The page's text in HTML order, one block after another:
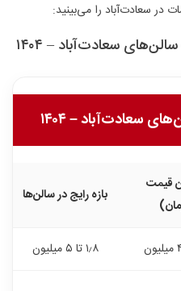
در سعادت‌آباد را می‌بینید:
سعادت‌آباد – ۱۴۰۴
سعادت‌آباد – ۱۴۰۴
قیمت
بازه رایج در سالن‌ها
۱٫۸ تا ۵ میلیون